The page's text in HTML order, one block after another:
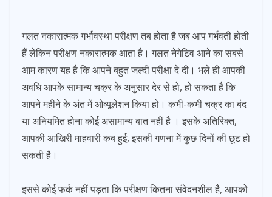
गलत नकारात्मक गर्भावस्था परीक्षण तब होता है जब आप गर्भवती होती
हैं लेकिन परीक्षण नकारात्मक आता है। गलत नेगेटिव आने का सबसे
आम कारण यह है कि आपने बहुत जल्दी परीक्षा दे दी। भले ही आपकी
अवधि आपके सामान्य चक्र के अनुसार देर से हो, हो सकता है कि
आपने महीने के अंत में ओव्यूलेशन किया हो। कभी-कभी चक्र का बंद
या अनियमित होना कोई असामान्य बात नहीं है । इसके अतिरिक्त,
आपकी आखिरी माहवारी कब हुई, इसकी गणना में कुछ दिनों की छूट हो
सकती है।
इससे कोई फर्क नहीं पड़ता कि परीक्षण कितना संवेदनशील है, आपको